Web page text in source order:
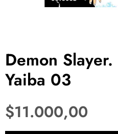
Demon
Yaiba 03
$11.000,00
1 disponibles